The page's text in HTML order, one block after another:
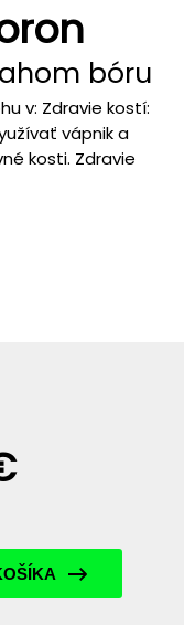
bóru
v: Zdravie kostí:
vápnik a
kosti. Zdravie